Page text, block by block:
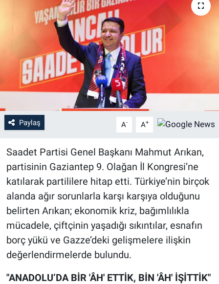
Paylaş A- A+
Saadet Partisi Genel Başkanı Mahmut Arıkan,
partisinin Gaziantep 9. Olağan İl Kongresi’ne
katılarak partililere hitap etti. Türkiye’nin birçok
alanda ağır sorunlarla karşı karşıya olduğunu
belirten Arıkan; ekonomik kriz, bağımlılıkla
mücadele, çiftçinin yaşadığı sıkıntılar, esnafın
borç yükü ve Gazze’deki gelişmelere ilişkin
değerlendirmelerde bulundu.
"ANADOLU’DA BİR 'ÂH' ETTİK, BİN 'ÂH' İŞİTTİK"